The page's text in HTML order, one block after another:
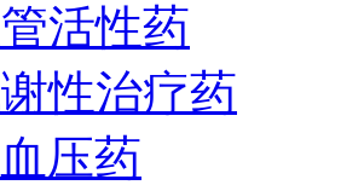
活性药
性治疗药
压药